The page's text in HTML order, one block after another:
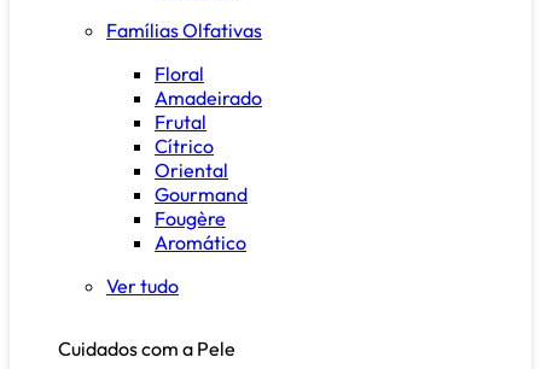
Famílias Olfativas
Floral
Amadeirado
Frutal
Cítrico
Oriental
Gourmand
Fougère
Aromático
Ver tudo
Cuidados com a Pele